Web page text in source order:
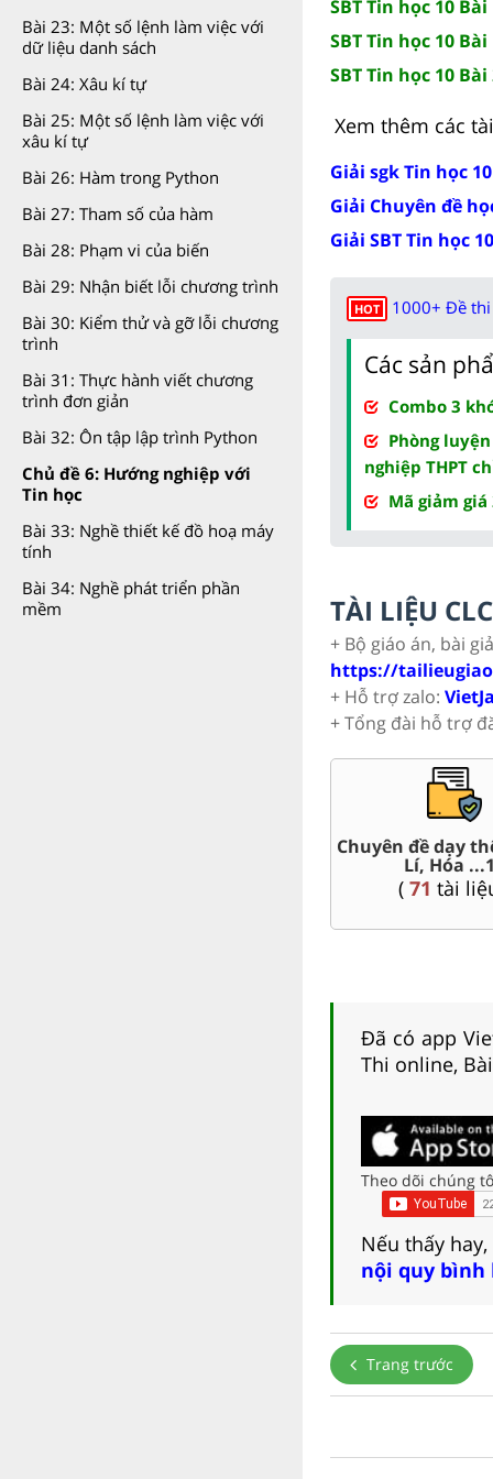
Bài 23: Một số lệnh làm việc với
dữ liệu danh sách
Bài 24: Xâu kí tự
Bài 25: Một số lệnh làm việc với
xâu kí tự
Bài 26: Hàm trong Python
Bài 27: Tham số của hàm
Bài 28: Phạm vi của biến
Bài 29: Nhận biết lỗi chương trình
Bài 30: Kiểm thử và gỡ lỗi chương
trình
Bài 31: Thực hành viết chương
trình đơn giản
Bài 32: Ôn tập lập trình Python
Chủ đề 6: Hướng nghiệp với
Tin học
Bài 33: Nghề thiết kế đồ hoạ máy
tính
Bài 34: Nghề phát triển phần
mềm
SBT Tin học 10
SBT Tin học 10
SBT Tin học 10
Xem thêm các
Giải sgk Tin học
Giải Chuyên đề
Giải SBT Tin học
HOT 1000+ Đề
Các sản
Combo 3
Phòng
nghiệp THPT
Mã giảm
TÀI LIỆU
+ Bộ giáo án, bài
https://
+ Hỗ trợ zalo:
+ Tổng đài hỗ trợ
Chuyên đề dạy
Lí, Hóa
( 71 tài
Đã có app
Thi online,
Theo dõi chúng
Nếu thấy
nội quy bình
Trang trước